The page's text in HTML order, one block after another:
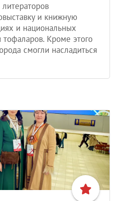
и книжную
и национальных
Кроме этого
смогли насладиться